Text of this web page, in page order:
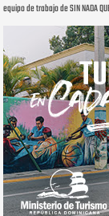
equipo de trabajo de SIN NADA